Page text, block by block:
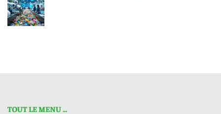
TOUT LE MENU ...